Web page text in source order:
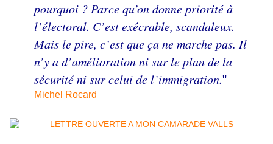
pourquoi ? Parce qu’on donne priorité à
l’électoral. C’est exécrable, scandaleux.
Mais le pire, c’est que ça ne marche pas. Il
n’y a d’amélioration ni sur le plan de la
sécurité ni sur celui de l’immigration."
Michel Rocard